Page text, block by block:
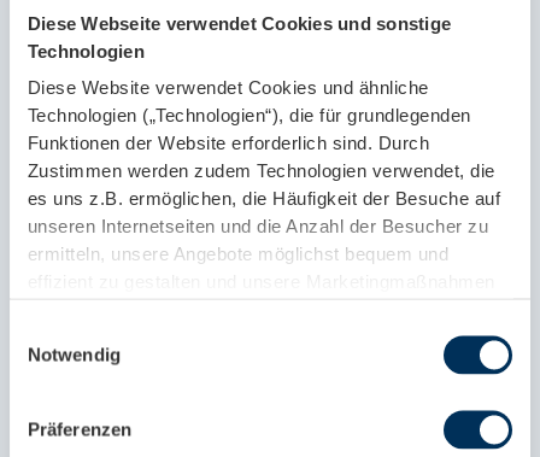
Diese Webseite verwendet Cookies und sonstige
Technologien
Diese Website verwendet Cookies und ähnliche
Technologien („Technologien“), die für grundlegenden
Funktionen der Website erforderlich sind. Durch
Zustimmen werden zudem Technologien verwendet, die
es uns z.B. ermöglichen, die Häufigkeit der Besuche auf
unseren Internetseiten und die Anzahl der Besucher zu
ermitteln, unsere Angebote möglichst bequem und
Datenübertragungen an Drittanbieter beinhalten, die in
Ländern ohne angemessenes Datenschutzniveau (z.B.
einwilligungsbasierten Technologien können einzeln
Notwendig
Präferenzen
Bürger über die
Weiterlesen »